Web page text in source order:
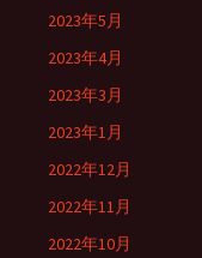
2023年5月
2023年4月
2023年3月
2023年1月
2022年12月
2022年11月
2022年10月